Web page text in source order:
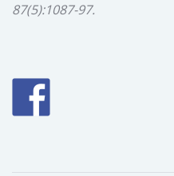
87(5):1087-97.